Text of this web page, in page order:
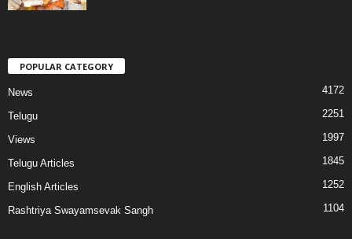
POPULAR CATEGORY
News 4172
Telugu 2251
Views 1997
Telugu Articles 1845
English Articles 1252
Rashtriya Swayamsevak Sangh 1104